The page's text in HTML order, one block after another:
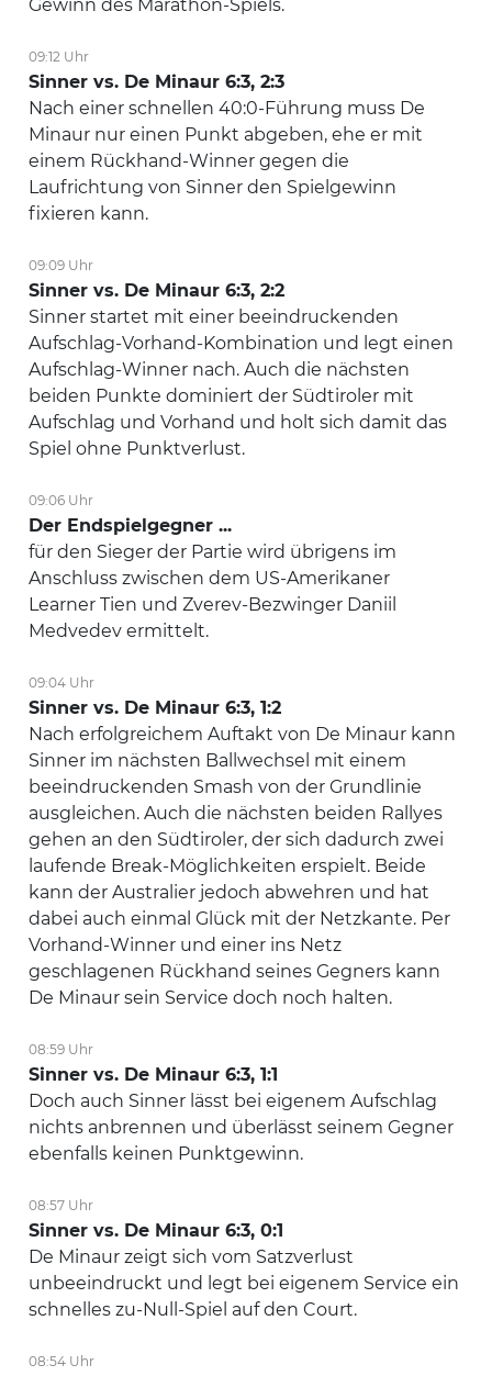
Gewinn des Marathon-Spiels.
09:12 Uhr
Sinner vs. De Minaur 6:3, 2:3
Nach einer schnellen 40:0-Führung muss De
Minaur nur einen Punkt abgeben, ehe er mit
einem Rückhand-Winner gegen die
Laufrichtung von Sinner den Spielgewinn
fixieren kann.
09:09 Uhr
Sinner vs. De Minaur 6:3, 2:2
Sinner startet mit einer beeindruckenden
Aufschlag-Vorhand-Kombination und legt einen
Aufschlag-Winner nach. Auch die nächsten
beiden Punkte dominiert der Südtiroler mit
Aufschlag und Vorhand und holt sich damit das
Spiel ohne Punktverlust.
09:06 Uhr
Der Endspielgegner ...
für den Sieger der Partie wird übrigens im
Anschluss zwischen dem US-Amerikaner
Learner Tien und Zverev-Bezwinger Daniil
Medvedev ermittelt.
09:04 Uhr
Sinner vs. De Minaur 6:3, 1:2
Nach erfolgreichem Auftakt von De Minaur kann
Sinner im nächsten Ballwechsel mit einem
beeindruckenden Smash von der Grundlinie
ausgleichen. Auch die nächsten beiden Rallyes
gehen an den Südtiroler, der sich dadurch zwei
laufende Break-Möglichkeiten erspielt. Beide
kann der Australier jedoch abwehren und hat
dabei auch einmal Glück mit der Netzkante. Per
Vorhand-Winner und einer ins Netz
geschlagenen Rückhand seines Gegners kann
De Minaur sein Service doch noch halten.
08:59 Uhr
Sinner vs. De Minaur 6:3, 1:1
Doch auch Sinner lässt bei eigenem Aufschlag
nichts anbrennen und überlässt seinem Gegner
ebenfalls keinen Punktgewinn.
08:57 Uhr
Sinner vs. De Minaur 6:3, 0:1
De Minaur zeigt sich vom Satzverlust
unbeeindruckt und legt bei eigenem Service ein
schnelles zu-Null-Spiel auf den Court.
08:54 Uhr